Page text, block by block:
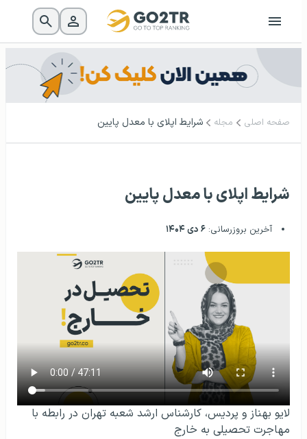
صفحه اصلی مجله شرایط اپلای با معدل پایین
شرایط اپلای با معدل پایین
آخرین بروزرسانی: ۶ دی ۱۴۰۴
لایو بهناز و پردیس، کارشناس ارشد شعبه تهران در رابطه با
مهاجرت تحصیلی به خارج